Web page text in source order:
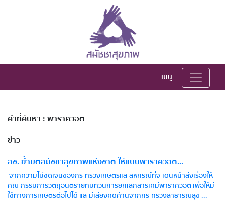
เมนู
คำที่ค้นหา : พาราควอต
ข่าว
สช. ย้ำมติสมัชชาสุขภาพแห่งชาติ ให้แบนพาราควอต...
จากความไม่ชัดเจนของกระทรวงเกษตรและสหกรณ์ที่จะเดินหน้าส่งเรื่องให้
คณะกรรมการวัตถุอันตรายทบทวนการยกเลิกสารเคมีพาราควอต เพื่อให้มี
ใช้ทางการเกษตรต่อไปได้ และมีเสียงคัดค้านจากกระทรวงสาธารณสุข ...